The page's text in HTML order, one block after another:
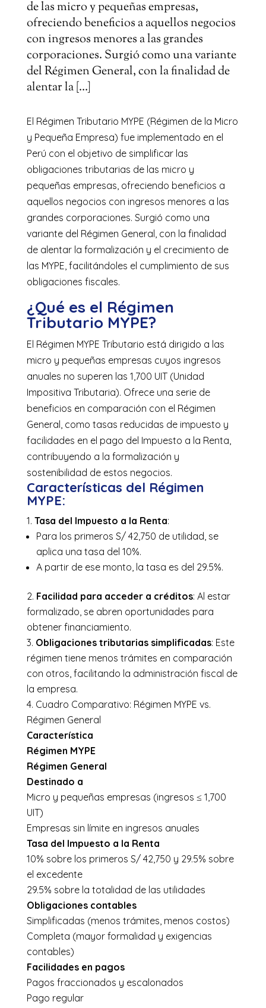
de las micro y pequeñas empresas,
ofreciendo beneficios a aquellos negocios
con ingresos menores a las grandes
corporaciones. Surgió como una variante
del Régimen General, con la finalidad de
alentar la […]
El Régimen Tributario MYPE (Régimen de la Micro
y Pequeña Empresa) fue implementado en el
Perú con el objetivo de simplificar las
obligaciones tributarias de las micro y
pequeñas empresas, ofreciendo beneficios a
aquellos negocios con ingresos menores a las
grandes corporaciones. Surgió como una
variante del Régimen General, con la finalidad
de alentar la formalización y el crecimiento de
las MYPE, facilitándoles el cumplimiento de sus
obligaciones fiscales.
¿Qué es el Régimen
Tributario MYPE?
El Régimen MYPE Tributario está dirigido a las
micro y pequeñas empresas cuyos ingresos
anuales no superen las 1,700 UIT (Unidad
Impositiva Tributaria). Ofrece una serie de
beneficios en comparación con el Régimen
General, como tasas reducidas de impuesto y
facilidades en el pago del Impuesto a la Renta,
contribuyendo a la formalización y
sostenibilidad de estos negocios.
Características del Régimen
MYPE:
Tasa del Impuesto a la Renta:
Para los primeros S/ 42,750 de utilidad, se
aplica una tasa del 10%.
A partir de ese monto, la tasa es del 29.5%.
Facilidad para acceder a créditos: Al estar
formalizado, se abren oportunidades para
obtener financiamiento.
Obligaciones tributarias simplificadas: Este
régimen tiene menos trámites en comparación
con otros, facilitando la administración fiscal de
la empresa.
Cuadro Comparativo: Régimen MYPE vs.
Régimen General
Característica
Régimen MYPE
Régimen General
Destinado a
Micro y pequeñas empresas (ingresos ≤ 1,700
UIT)
Empresas sin límite en ingresos anuales
Tasa del Impuesto a la Renta
10% sobre los primeros S/ 42,750 y 29.5% sobre
el excedente
29.5% sobre la totalidad de las utilidades
Obligaciones contables
Simplificadas (menos trámites, menos costos)
Completa (mayor formalidad y exigencias
contables)
Facilidades en pagos
Pagos fraccionados y escalonados
Pago regular